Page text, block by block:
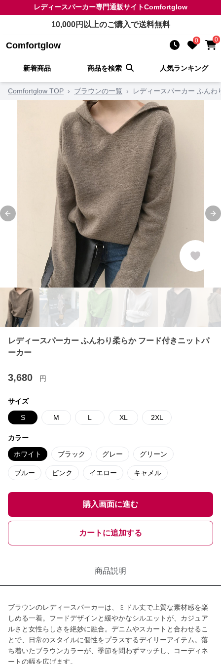
レディースパーカー専門通販サイトComfortglow
10,000円以上のご購入で送料無料
Comfortglow 0 0
新着商品 商品を検索 人気ランキング
Comfortglow TOP › ブラウンの一覧 › レディースパーカー ふん
Previous slide
レディースパーカー ふんわり柔らか フード付きニットパ
ーカー
3,680 円
サイズ
S M L XL 2XL
カラー
ホワイト ブラック グレー グリーン
ブルー ピンク イエロー キャメル
購入画面に進む
カートに追加する
商品説明
ブラウンのレディースパーカーは、ミドル丈で上質な素材感を楽
しめる一着。フードデザインと緩やかなシルエットが、カジュア
ルさと女性らしさを絶妙に融合。デニムやスカートと合わせるこ
とで、日常のスタイルに個性をプラスするデイリーアイテム。落
ち着いたブラウンカラーが、季節を問わずマッチし、コーディネ
ートの幅を広げます。